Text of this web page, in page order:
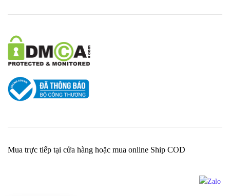
Mua trực tiếp tại cửa hàng hoặc mua online Ship COD